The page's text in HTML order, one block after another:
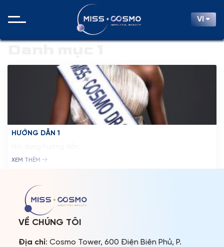
VI
HƯỚNG DẪN 1
XEM THÊM
VỀ CHÚNG TÔI
Địa chỉ: Cosmo Tower, 600 Điện Biên Phủ, P.